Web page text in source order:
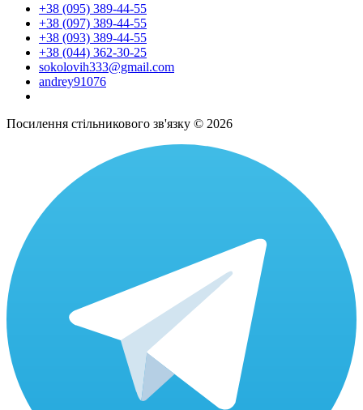
+38 (095) 389-44-55
+38 (097) 389-44-55
+38 (093) 389-44-55
+38 (044) 362-30-25
sokolovih333@gmail.com
andrey91076
Посилення стільникового зв'язку © 2026